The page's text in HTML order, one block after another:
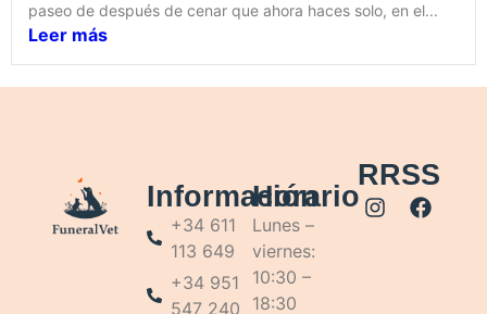
paseo de después de cenar que ahora haces solo, en el...
Leer más
Información
+34 611
113 649
+34 951
547 240
Horario
Lunes –
viernes:
10:30 –
18:30
RRSS